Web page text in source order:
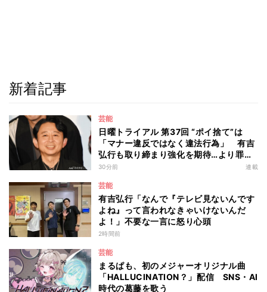
新着記事
芸能
日曜トライアル 第37回 “ポイ捨て”は
「マナー違反ではなく違法行為」 有吉
弘行も取り締まり強化を期待…より罪が
重くなる“ポイ捨て”とは 大垣優希弁護
30分前 連載
芸能
有吉弘行「なんで『テレビ見ないんです
よね』って言われなきゃいけないんだ
よ！」不要な一言に怒り心頭
2時間前
芸能
まるぱも、初のメジャーオリジナル曲
「HALLUCINATION？」配信 SNS・AI
時代の葛藤を歌う